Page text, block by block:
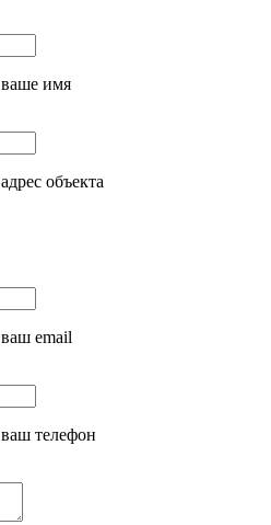
имя
объекта
email
телефон